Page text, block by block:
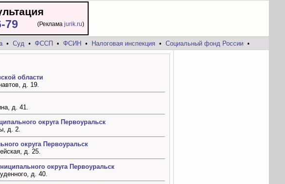
79 (Реклама jurik.ru)
• Суд • ФССП • ФСИН • Налоговая инспекция • Социальный фонд России •
области
д. 19.
д. 41.
округа Первоуральск
д. 2.
округа Первоуральск
д. 25.
округа Первоуральск
д. 40.